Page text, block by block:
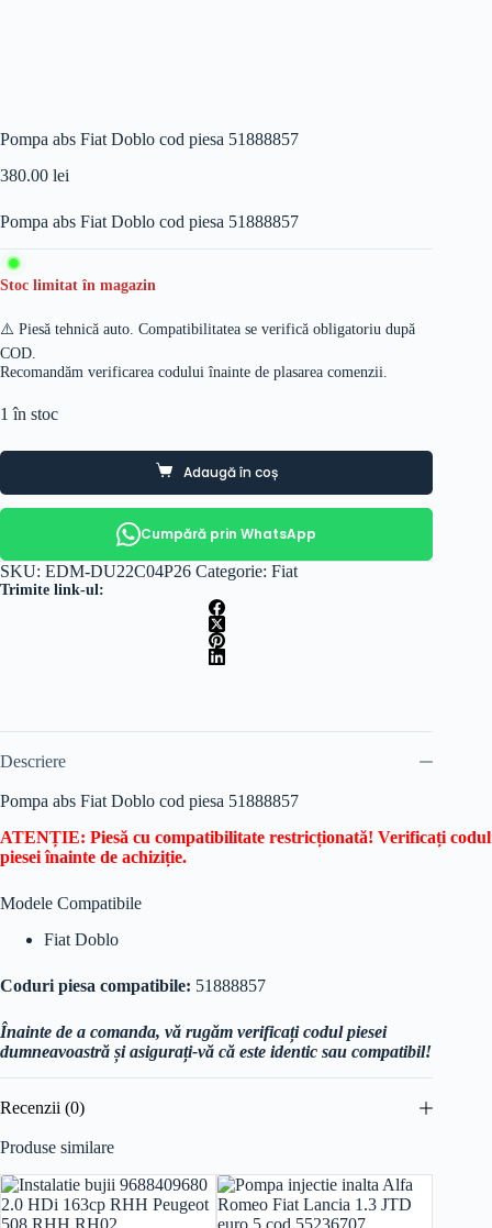
Pompa abs Fiat Doblo cod piesa 51888857
380.00 lei
Pompa abs Fiat Doblo cod piesa 51888857
Stoc limitat în magazin
⚠️ Piesă tehnică auto. Compatibilitatea se verifică obligatoriu după
COD.
Recomandăm verificarea codului înainte de plasarea comenzii.
1 în stoc
Adaugă în coș
Cumpără prin WhatsApp
SKU: EDM-DU22C04P26 Categorie: Fiat
Trimite link-ul:
Descriere
Pompa abs Fiat Doblo cod piesa 51888857
ATENȚIE: Piesă cu compatibilitate restricționată! Verificați codul
piesei înainte de achiziție.
Modele Compatibile
Fiat Doblo
Coduri piesa compatibile: 51888857
Înainte de a comanda, vă rugăm verificați codul piesei
dumneavoastră și asigurați-vă că este identic sau compatibil!
Recenzii (0)
Produse similare